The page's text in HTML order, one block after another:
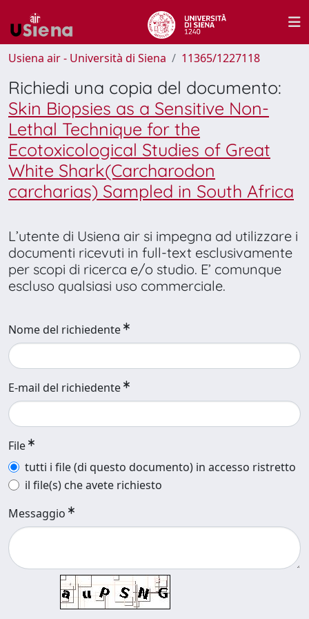
Usiena air - Università di Siena 11365/1227118
Richiedi una copia del documento:
Skin Biopsies as a Sensitive Non-
Lethal Technique for the
Ecotoxicological Studies of Great
White Shark(Carcharodon
carcharias) Sampled in South Africa
L’utente di Usiena air si impegna ad utilizzare i
documenti ricevuti in full-text esclusivamente
per scopi di ricerca e/o studio. E’ comunque
escluso qualsiasi uso commerciale.
Nome del richiedente
E-mail del richiedente
File
tutti i file (di questo documento) in accesso ristretto
il file(s) che avete richiesto
Messaggio